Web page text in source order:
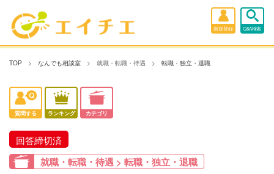
新規登録 Q&A検索
TOP なんでも相談室 就職・転職・待遇 転職・独立・退職
質問する ランキング カテゴリ
回答締切済
就職・転職・待遇 > 転職・独立・退職